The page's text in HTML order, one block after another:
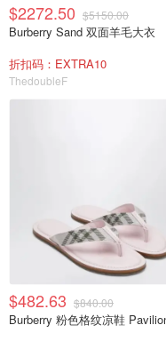
$2272.50 $5150.00
Burberry Sand 双面羊毛大衣
折扣码：EXTRA10
ThedoubleF
$482.63 $840.00
Burberry 粉色格纹凉鞋